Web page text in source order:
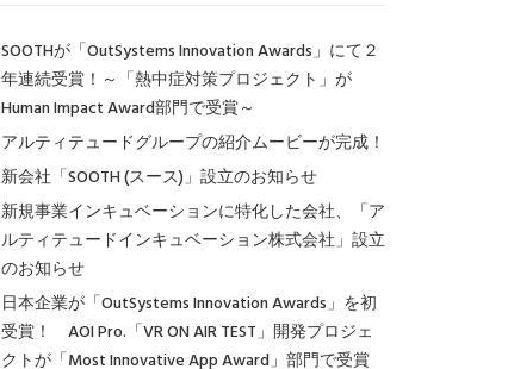
SOOTHが「OutSystems Innovation Awards」にて２
年連続受賞！～「熱中症対策プロジェクト」が
Human Impact Award部門で受賞～
アルティテュードグループの紹介ムービーが完成！
新会社「SOOTH (スース)」設立のお知らせ
新規事業インキュベーションに特化した会社、「ア
ルティテュードインキュベーション株式会社」設立
のお知らせ
日本企業が「OutSystems Innovation Awards」を初
受賞！ AOI Pro.「VR ON AIR TEST」開発プロジェ
クトが「Most Innovative App Award」部門で受賞